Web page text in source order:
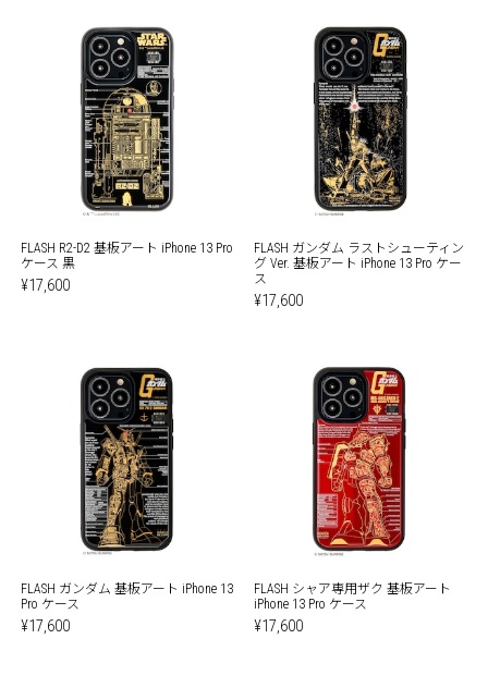
FLASH R2-D2 基板アート iPhone 13 Pro
ケース 黒
¥17,600
FLASH ガンダム ラストシューティン
グ Ver. 基板アート iPhone 13 Pro ケー
ス
¥17,600
FLASH ガンダム 基板アート iPhone 13
Pro ケース
¥17,600
FLASH シャア専用ザク 基板アート
iPhone 13 Pro ケース
¥17,600